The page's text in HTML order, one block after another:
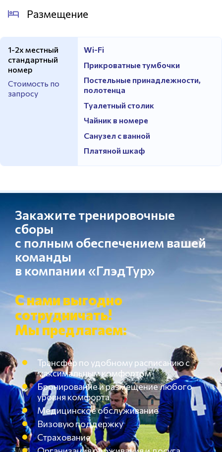
Размещение
1-2х местный
стандартный
номер
Стоимость по
запросу
Wi-Fi
Прикроватные тумбочки
Постельные принадлежности,
полотенца
Туалетный столик
Чайник в номере
Санузел с ванной
Платяной шкаф
Закажите тренировочные
сборы
с полным обеспечением вашей
команды
в компании «ГлэдТур»
С нами выгодно
сотрудничать!
Мы предлагаем:
Трансфер по удобному расписанию с
максимальным комфортом
Бронирование и размещение любого
уровня комфорта
Медицинское обслуживание
Визовую поддержку
Страхование